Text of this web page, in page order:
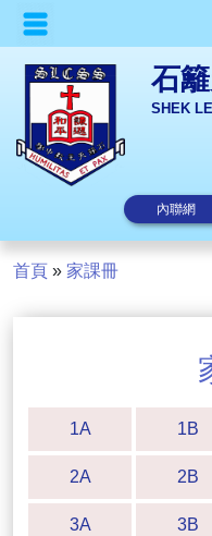
石
SHEK
內聯網
首頁 » 家課冊
1A 1B
2A 2B
3A 3B